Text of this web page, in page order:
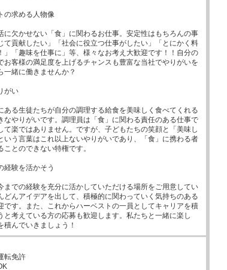
の求める人物像
に欠かせない「食」に関わるお仕事。安定性はもちろんの事
て貢献したい」「社会に役立つ仕事がしたい」「とにかく料
」「趣味を仕事に」等、様々なお考え大歓迎です！！自分の
お客様の満足度を上げるチャンスも豊富な当社でやりがいを
一緒に働きませんか？
がい
ある生徒たちが自分の調理する給食を美味しく食べてくれる
なやりがいです。調理員は「食」に関わる責任のある仕事で
て楽ではありません。ですが、子どもたちの笑顔と「美味し
いう言葉はこれ以上ないやりがいであり、「食」に携わる者
ことのできない特権です。
経験を活かそう
までの経験を充分に活かしていただける場所をご用意してい
どんアイデアを出して、積極的に関わっていく気持ちのある
です。また、これからハーベストの一員としてキャリアを積
と考えている方の応募も歓迎します。私たちと一緒に楽し
積んでいきましょう！
転免許